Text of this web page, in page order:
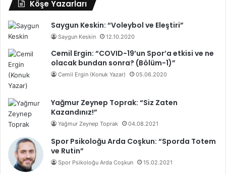
Köşe Yazarları
Saygun Keskin: “Voleybol ve Eleştiri”
Saygun Keskin 12.10.2020
Cemil Ergin: “COVID-19’un Spor’a etkisi ve ne
olacak bundan sonra? (Bölüm-1)”
Cemil Ergin (Konuk Yazar) 05.06.2020
Yağmur Zeynep Toprak: “Siz Zaten
Kazandınız!”
Yağmur Zeynep Toprak 04.08.2021
Spor Psikoloğu Arda Coşkun: “Sporda Totem
ve Rutin”
Spor Psikoloğu Arda Coşkun 15.02.2021